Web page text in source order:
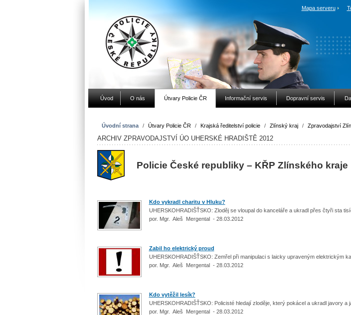
Mapa serveru
Úvod O nás Útvary Policie ČR Informační servis Dopravní servis
Úvodní strana / Útvary Policie ČR / Krajská ředitelství policie / Zlínský kraj / Zpravodajství
ARCHIV ZPRAVODAJSTVÍ ÚO UHERSKÉ HRADIŠTĚ 2012
Policie České republiky – KŘP Zlínského kraje
Kdo vykradl charitu v Hluku?
UHERSKOHRADIŠŤSKO: Zloděj se vloupal do kanceláře a ukradl přes čtyři sta
por. Mgr. Aleš Mergental - 28.03.2012
Zabil ho elektrický proud
UHERSKOHRADIŠŤSKO: Zemřel při manipulaci s laicky upraveným elektrickým
por. Mgr. Aleš Mergental - 28.03.2012
Kdo vytěžil lesík?
UHERSKOHRADIŠŤSKO: Policisté hledají zloděje, který pokácel a ukradl javory a
por. Mgr. Aleš Mergental - 28.03.2012